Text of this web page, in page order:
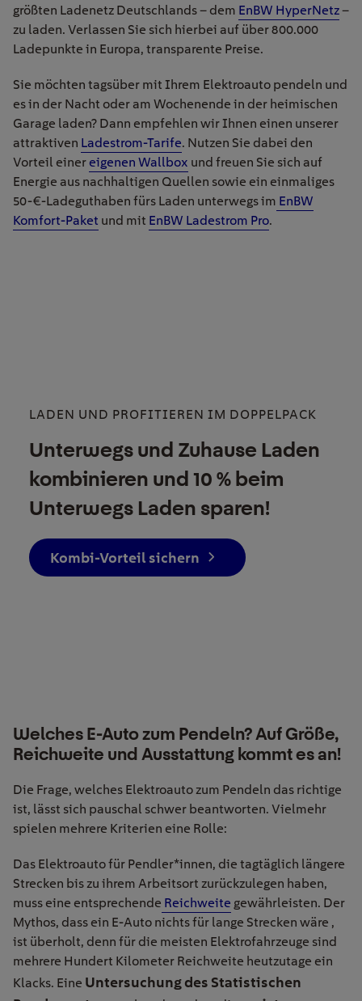
größten Ladenetz Deutschlands – dem EnBW HyperNetz–
zu laden. Verlassen Sie sich hierbei auf über 800.000
Ladepunkte in Europa, transparente Preise.
Sie möchten tagsüber mit Ihrem Elektroauto pendeln und
es in der Nacht oder am Wochenende in der heimischen
Garage laden? Dann empfehlen wir Ihnen einen unserer
attraktiven Ladestrom-Tarife. Nutzen Sie dabei den
Vorteil einer eigenen Wallbox und freuen Sie sich auf
Energie aus nachhaltigen Quellen sowie ein einmaliges
50-€-Ladeguthaben fürs Laden unterwegs im EnBW
Komfort-Paket und mit EnBW Ladestrom Pro.
LADEN UND PROFITIEREN IM DOPPELPACK
Unterwegs und Zuhause Laden
kombinieren und 10 % beim
Unterwegs Laden sparen!
Kombi-Vorteil sichern
Welches E-Auto zum Pendeln? Auf Größe,
Reichweite und Ausstattung kommt es an!
Die Frage, welches Elektroauto zum Pendeln das richtige
ist, lässt sich pauschal schwer beantworten. Vielmehr
spielen mehrere Kriterien eine Rolle:
Das Elektroauto für Pendler*innen, die tagtäglich längere
Strecken bis zu ihrem Arbeitsort zurückzulegen haben,
muss eine entsprechende Reichweite gewährleisten. Der
Mythos, dass ein E-Auto nichts für lange Strecken wäre ,
ist überholt, denn für die meisten Elektrofahrzeuge sind
mehrere Hundert Kilometer Reichweite heutzutage ein
Klacks. Eine Untersuchung des Statistischen